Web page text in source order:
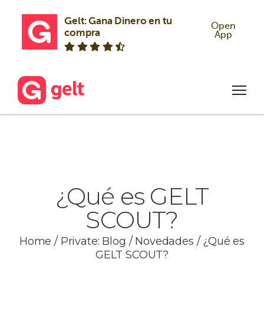
Gelt: Gana Dinero en tu
compra
Open
App
¿Qué es GELT
SCOUT?
Home / Private: Blog / Novedades /¿Qué es
GELT SCOUT?